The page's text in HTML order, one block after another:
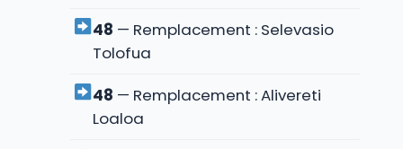
48 — Remplacement : Selevasio
Tolofua
48 — Remplacement : Alivereti
Loaloa